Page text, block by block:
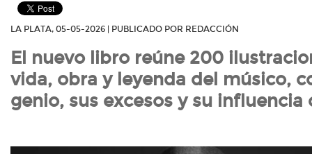
LA PLATA, 05-05-2026 | PUBLICADO POR REDACCIÓN
El nuevo libro reúne 200
vida, obra y leyenda del músico,
genio, sus excesos y su influencia